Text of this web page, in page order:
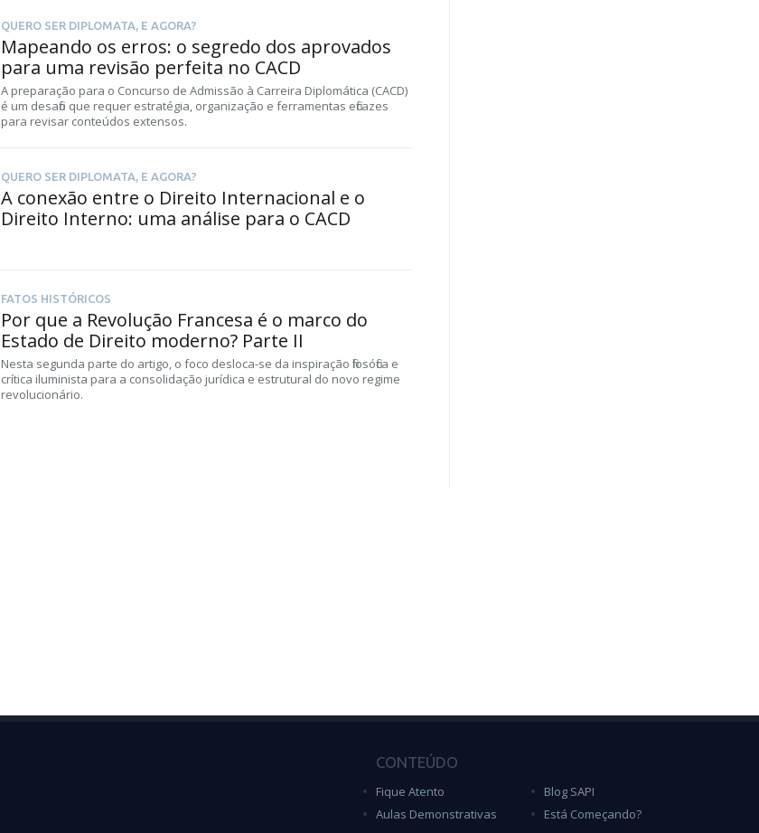
QUERO SER DIPLOMATA, E AGORA?
Mapeando os erros: o segredo dos aprovados
para uma revisão perfeita no CACD
A preparação para o Concurso de Admissão à Carreira Diplomática (CACD)
é um desafio que requer estratégia, organização e ferramentas eficazes
para revisar conteúdos extensos.
QUERO SER DIPLOMATA, E AGORA?
A conexão entre o Direito Internacional e o
Direito Interno: uma análise para o CACD
FATOS HISTÓRICOS
Por que a Revolução Francesa é o marco do
Estado de Direito moderno? Parte II
Nesta segunda parte do artigo, o foco desloca-se da inspiração filosófica e
crítica iluminista para a consolidação jurídica e estrutural do novo regime
revolucionário.
CONTEÚDO
Fique Atento
Aulas Demonstrativas
Blog SAPI
Está Começando?